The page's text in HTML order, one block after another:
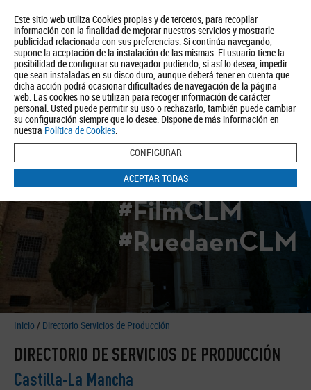
Este sitio web utiliza Cookies propias y de terceros, para recopilar
información con la finalidad de mejorar nuestros servicios y mostrarle
publicidad relacionada con sus preferencias. Si continúa navegando,
supone la aceptación de la instalación de las mismas. El usuario tiene la
posibilidad de configurar su navegador pudiendo, si así lo desea, impedir
que sean instaladas en su disco duro, aunque deberá tener en cuenta que
dicha acción podrá ocasionar dificultades de navegación de la página
web. Las cookies no se utilizan para recoger información de carácter
personal. Usted puede permitir su uso o rechazarlo, también puede cambiar
su configuración siempre que lo desee. Dispone de más información en
nuestra Política de Cookies.
CONFIGURAR
ACEPTAR TODAS
Quiénes somos Turismo Política de Privacidad Aviso Legal
Política de Cookies
BUSCAR
#FilmCLM
#RuedaenCLM
Inicio / Directorio Servicios de Producción
DIRECTORIO DE SERVICIOS DE PRODUCCIÓN
Castilla-La Mancha